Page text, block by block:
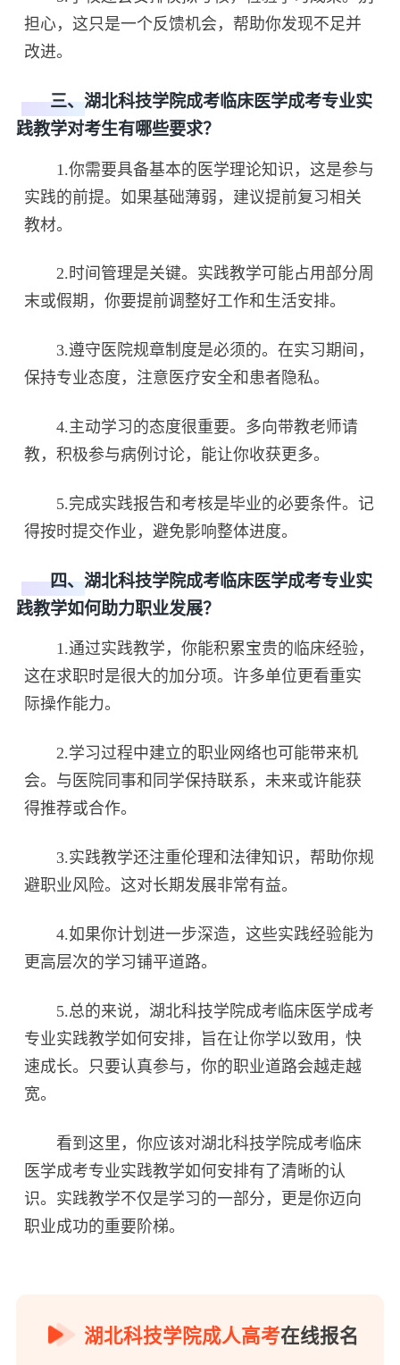
担心，这只是一个反馈机会，帮助你发现不足并
改进。
三、湖北科技学院成考临床医学成考专业实
践教学对考生有哪些要求？
1.你需要具备基本的医学理论知识，这是参与
实践的前提。如果基础薄弱，建议提前复习相关
教材。
2.时间管理是关键。实践教学可能占用部分周
末或假期，你要提前调整好工作和生活安排。
3.遵守医院规章制度是必须的。在实习期间，
保持专业态度，注意医疗安全和患者隐私。
4.主动学习的态度很重要。多向带教老师请
教，积极参与病例讨论，能让你收获更多。
5.完成实践报告和考核是毕业的必要条件。记
得按时提交作业，避免影响整体进度。
四、湖北科技学院成考临床医学成考专业实
践教学如何助力职业发展？
1.通过实践教学，你能积累宝贵的临床经验，
这在求职时是很大的加分项。许多单位更看重实
际操作能力。
2.学习过程中建立的职业网络也可能带来机
会。与医院同事和同学保持联系，未来或许能获
得推荐或合作。
3.实践教学还注重伦理和法律知识，帮助你规
避职业风险。这对长期发展非常有益。
4.如果你计划进一步深造，这些实践经验能为
更高层次的学习铺平道路。
5.总的来说，湖北科技学院成考临床医学成考
专业实践教学如何安排，旨在让你学以致用，快
速成长。只要认真参与，你的职业道路会越走越
宽。
看到这里，你应该对湖北科技学院成考临床
医学成考专业实践教学如何安排有了清晰的认
识。实践教学不仅是学习的一部分，更是你迈向
职业成功的重要阶梯。
湖北科技学院成人高考在线报名